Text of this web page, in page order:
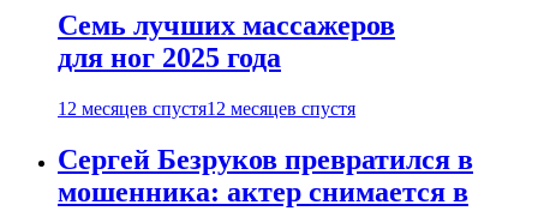
Семь лучших массажеров
для ног 2025 года
12 месяцев спустя12 месяцев спустя
Сергей Безруков превратился в
мошенника: актер снимается в